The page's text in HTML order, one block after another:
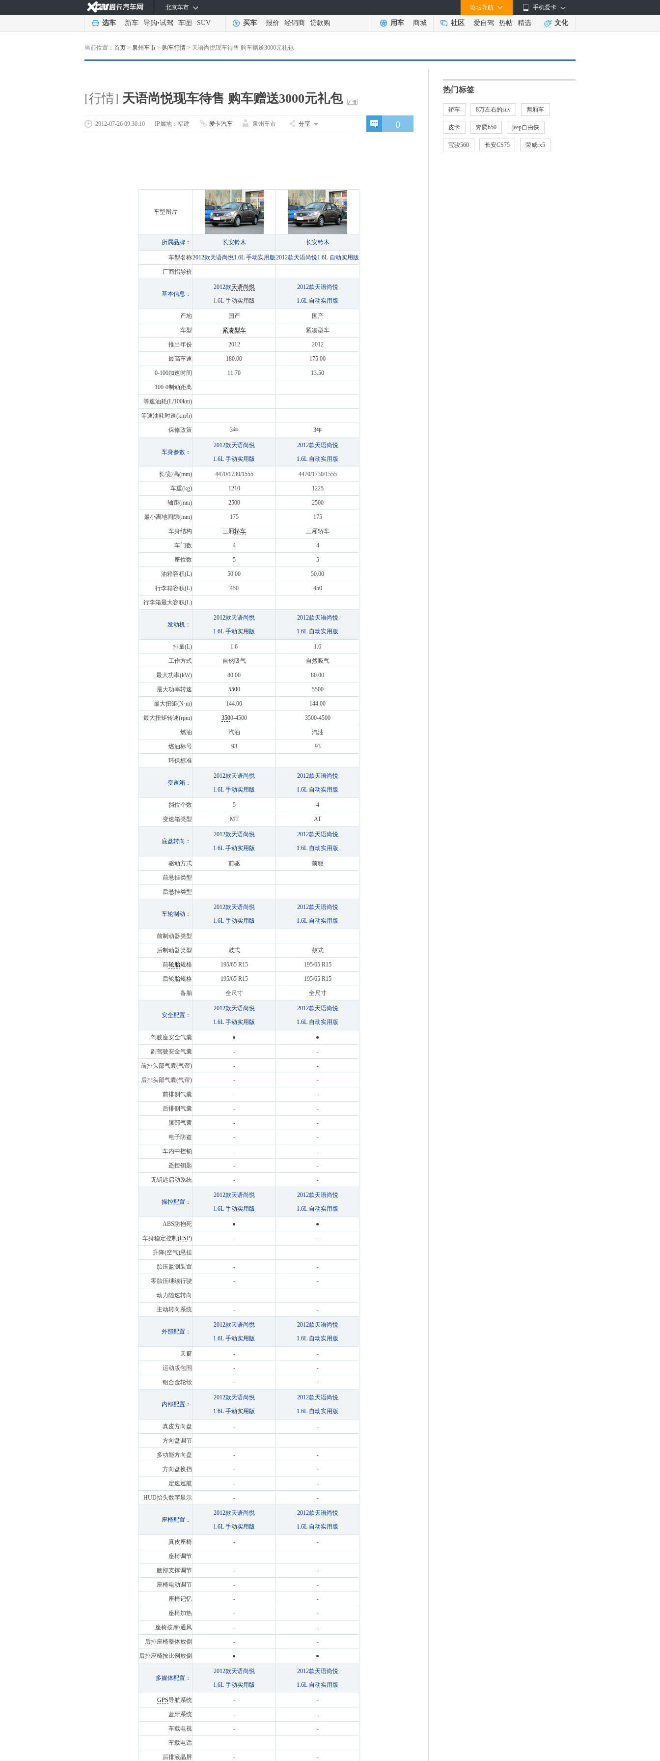
手机爱卡
论坛导航
北京车市
选车 新车 导购•试驾 车图 SUV 买车 报价 经销商 贷款购 用车 商城 社区 爱自驾 热帖 精选 文化
当前位置： 首页 > 泉州车市 > 购车行情 > 天语尚悦现车待售 购车赠送3000元礼包
[行情] 天语尚悦现车待售 购车赠送3000元礼包
0
2012-07-26 09:30:10 IP属地：福建 爱卡汽车 泉州车市 分享
车型图片
所属品牌： 长安铃木 长安铃木
车型名称2012款天语尚悦1.6L 手动实用版2012款天语尚悦1.6L 自动实用版
厂商指导价
基本信息：
2012款天语尚悦
1.6L 手动实用版
2012款天语尚悦
1.6L 自动实用版
产地 国产 国产
车型 紧凑型车 紧凑型车
推出年份 2012 2012
最高车速 180.00 175.00
0-100加速时间 11.70 13.50
100-0制动距离
等速油耗(L/100km)
等速油耗时速(km/h)
保修政策 3年 3年
车身参数：
2012款天语尚悦
1.6L 手动实用版
2012款天语尚悦
1.6L 自动实用版
长/宽/高(mm) 4470/1730/1555 4470/1730/1555
车重(kg) 1210 1225
轴距(mm) 2500 2500
最小离地间隙(mm) 175 175
车身结构 三厢轿车 三厢轿车
车门数 4 4
座位数 5 5
油箱容积(L) 50.00 50.00
行李箱容积(L) 450 450
行李箱最大容积(L)
发动机：
2012款天语尚悦
1.6L 手动实用版
2012款天语尚悦
1.6L 自动实用版
排量(L) 1.6 1.6
工作方式 自然吸气 自然吸气
最大功率(kW) 80.00 80.00
最大功率转速 5500 5500
最大扭矩(N·m) 144.00 144.00
最大扭矩转速(rpm) 3500-4500 3500-4500
燃油 汽油 汽油
燃油标号 93 93
环保标准
变速箱：
2012款天语尚悦
1.6L 手动实用版
2012款天语尚悦
1.6L 自动实用版
挡位个数 5 4
变速箱类型 MT AT
底盘转向：
2012款天语尚悦
1.6L 手动实用版
2012款天语尚悦
1.6L 自动实用版
驱动方式 前驱 前驱
前悬挂类型
后悬挂类型
车轮制动：
2012款天语尚悦
1.6L 手动实用版
2012款天语尚悦
1.6L 自动实用版
前制动器类型
后制动器类型 鼓式 鼓式
前轮胎规格 195/65 R15 195/65 R15
后轮胎规格 195/65 R15 195/65 R15
备胎 全尺寸 全尺寸
安全配置：
2012款天语尚悦
1.6L 手动实用版
2012款天语尚悦
1.6L 自动实用版
驾驶座安全气囊 ● ●
副驾驶安全气囊 - -
前排头部气囊(气帘) - -
后排头部气囊(气帘) - -
前排侧气囊 - -
后排侧气囊 - -
膝部气囊 - -
电子防盗 - -
车内中控锁 - -
遥控钥匙 - -
无钥匙启动系统 - -
操控配置：
2012款天语尚悦
1.6L 手动实用版
2012款天语尚悦
1.6L 自动实用版
ABS防抱死 ● ●
车身稳定控制(ESP) - -
升降(空气)悬挂
胎压监测装置 - -
零胎压继续行驶 - -
动力随速转向
主动转向系统 - -
外部配置：
2012款天语尚悦
1.6L 手动实用版
2012款天语尚悦
1.6L 自动实用版
天窗 - -
运动版包围 - -
铝合金轮毂 - -
内部配置：
2012款天语尚悦
1.6L 手动实用版
2012款天语尚悦
1.6L 自动实用版
真皮方向盘 - -
方向盘调节
多功能方向盘 - -
方向盘换挡 - -
定速巡航 - -
HUD抬头数字显示 - -
座椅配置：
2012款天语尚悦
1.6L 手动实用版
2012款天语尚悦
1.6L 自动实用版
真皮座椅 - -
座椅调节
腰部支撑调节 - -
座椅电动调节 - -
座椅记忆 - -
座椅加热 - -
座椅按摩/通风 - -
后排座椅整体放倒 - -
后排座椅按比例放倒 ● ●
多媒体配置：
2012款天语尚悦
1.6L 手动实用版
2012款天语尚悦
1.6L 自动实用版
GPS导航系统 - -
蓝牙系统 - -
车载电视 - -
车载电话
后排液晶屏 - -
热门标签
轿车 8万左右的suv 两厢车
皮卡 奔腾b50 jeep自由侠
宝骏560 长安CS75 荣威rx5